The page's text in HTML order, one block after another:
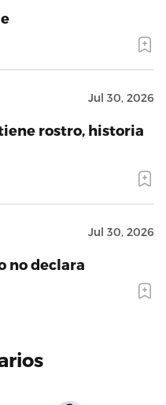
Jul 30, 2026
rostro, historia
Jul 30, 2026
no declara